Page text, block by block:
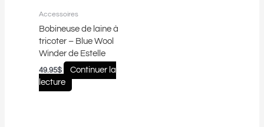
Accessoires
Bobineuse de laine à
tricoter – Blue Wool
Winder de Estelle
49.95$
Continuer la
lecture